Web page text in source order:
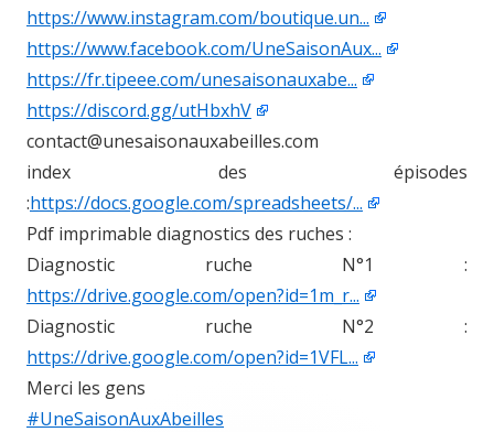
https://www.instagram.com/boutique.un...
https://www.facebook.com/UneSaisonAux...
https://fr.tipeee.com/unesaisonauxabe...
https://discord.gg/utHbxhV
contact@unesaisonauxabeilles.com
index des épisodes
:https://docs.google.com/spreadsheets/...
Pdf imprimable diagnostics des ruches :
Diagnostic ruche N°1 :
https://drive.google.com/open?id=1m_r...
Diagnostic ruche N°2 :
https://drive.google.com/open?id=1VFL...
Merci les gens
#UneSaisonAuxAbeilles